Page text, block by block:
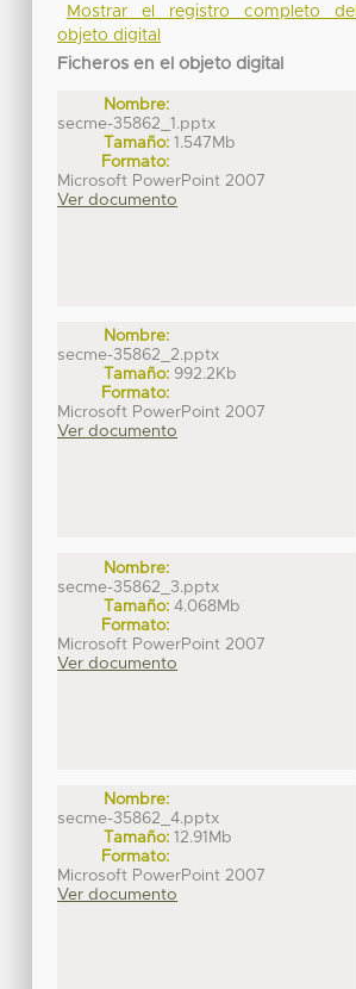
Mostrar el registro completo del
objeto digital
Ficheros en el objeto digital
Nombre:
secme-35862_1.pptx
Tamaño: 1.547Mb
Formato:
Microsoft PowerPoint 2007
Ver documento
Nombre:
secme-35862_2.pptx
Tamaño: 992.2Kb
Formato:
Microsoft PowerPoint 2007
Ver documento
Nombre:
secme-35862_3.pptx
Tamaño: 4.068Mb
Formato:
Microsoft PowerPoint 2007
Ver documento
Nombre:
secme-35862_4.pptx
Tamaño: 12.91Mb
Formato:
Microsoft PowerPoint 2007
Ver documento